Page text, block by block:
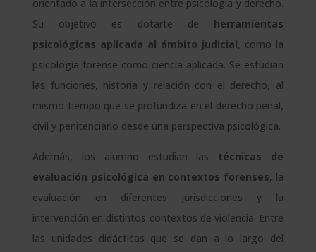
orientado a la intersección entre psicología y derecho.
Su objetivo es dotarte de herramientas
psicológicas aplicada al ámbito judicial, como la
psicología forense como ciencia aplicada. Se estudian
las funciones, historia y relación con el derecho, al
mismo tiempo que se profundiza en el derecho penal,
civil y penitenciario desde una perspectiva psicológica.
Además, los alumno estudian las técnicas de
evaluación psicológica en contextos forenses, la
evaluación en diferentes jurisdicciones y la
intervención en distintos contextos de violencia. Entre
las unidades didácticas que se dan a lo largo del